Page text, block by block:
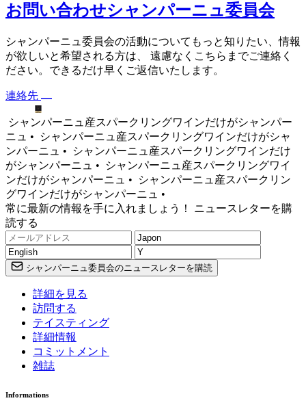
お問い合わせシャンパーニュ委員会
シャンパーニュ委員会の活動についてもっと知りたい、情報
が欲しいと希望される方は、 遠慮なくこちらまでご連絡く
ださい。できるだけ早くご返信いたします。
連絡先
シャンパーニュ産スパークリングワインだけがシャンパー
ニュ •
シャンパーニュ産スパークリングワインだけがシャ
ンパーニュ •
シャンパーニュ産スパークリングワインだけ
がシャンパーニュ •
シャンパーニュ産スパークリングワイ
ンだけがシャンパーニュ •
シャンパーニュ産スパークリン
グワインだけがシャンパーニュ •
常に最新の情報を手に入れましょう！ ニュースレターを購
読する
シャンパーニュ委員会のニュースレターを購読
詳細を見る
訪問する
テイスティング
詳細情報
コミットメント
雑誌
Informations